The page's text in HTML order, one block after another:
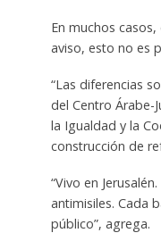
En muchos
aviso, esto no es
“Las diferencias
del Centro Árabe-
la Igualdad y la
construcción de
“Vivo en
antimisiles. Cada
público”, agrega.